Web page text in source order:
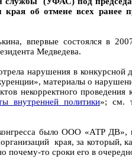
края об отмене всех
впервые состоялся в
Медведева.
нарушения в конкурсной
материалы о
некорректного
внутренней политики»; см.
было ООО «АТР ДВ»,
края, за который,
то сроки его в